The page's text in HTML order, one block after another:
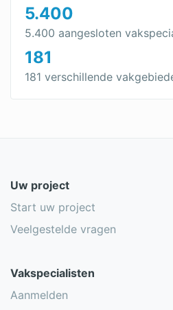
5.400
5.400 aangesloten
181
181 verschillende
Uw project
Start uw project
Veelgestelde vragen
Vakspecialisten
Aanmelden